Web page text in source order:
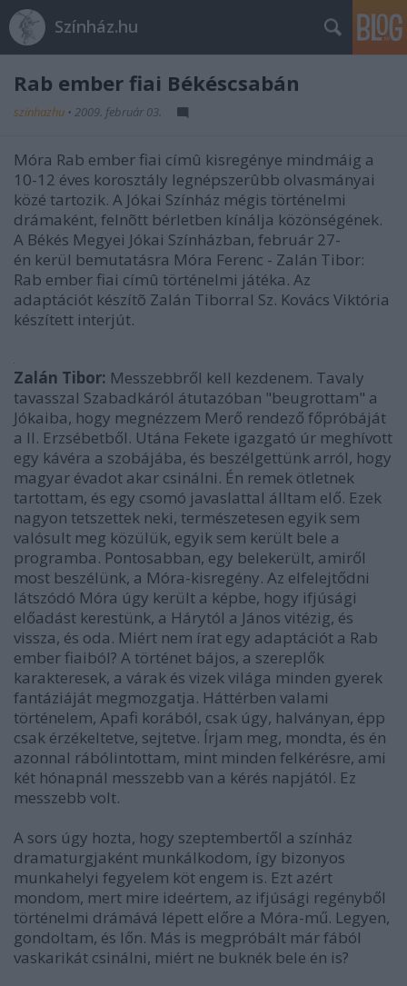
Színház.hu
Rab ember fiai Békéscsabán
szinhazhu • 2009. február 03.
Móra Rab ember fiai címû kisregénye mindmáig a
10-12 éves korosztály legnépszerûbb olvasmányai
közé tartozik. A Jókai Színház mégis történelmi
drámaként, felnõtt bérletben kínálja közönségének.
A Békés Megyei Jókai Színházban, február 27-
én kerül bemutatásra Móra Ferenc - Zalán Tibor:
Rab ember fiai címû történelmi játéka. Az
adaptációt készítõ Zalán Tiborral Sz. Kovács Viktória
készített interjút.
Zalán Tibor: Messzebbről kell kezdenem. Tavaly
tavasszal Szabadkáról átutazóban "beugrottam" a
Jókaiba, hogy megnézzem Merő rendező főpróbáját
a II. Erzsébetből. Utána Fekete igazgató úr meghívott
egy kávéra a szobájába, és beszélgettünk arról, hogy
magyar évadot akar csinálni. Én remek ötletnek
tartottam, és egy csomó javaslattal álltam elő. Ezek
nagyon tetszettek neki, természetesen egyik sem
valósult meg közülük, egyik sem került bele a
programba. Pontosabban, egy belekerült, amiről
most beszélünk, a Móra-kisregény. Az elfelejtődni
látszódó Móra úgy került a képbe, hogy ifjúsági
előadást kerestünk, a Hárytól a János vitézig, és
vissza, és oda. Miért nem írat egy adaptációt a Rab
ember fiaiból? A történet bájos, a szereplők
karakteresek, a várak és vizek világa minden gyerek
fantáziáját megmozgatja. Háttérben valami
történelem, Apafi korából, csak úgy, halványan, épp
csak érzékeltetve, sejtetve. Írjam meg, mondta, és én
azonnal rábólintottam, mint minden felkérésre, ami
két hónapnál messzebb van a kérés napjától. Ez
messzebb volt.
A sors úgy hozta, hogy szeptembertől a színház
dramaturgjaként munkálkodom, így bizonyos
munkahelyi fegyelem köt engem is. Ezt azért
mondom, mert mire ideértem, az ifjúsági regényből
történelmi drámává lépett előre a Móra-mű. Legyen,
gondoltam, és lőn. Más is megpróbált már fából
vaskarikát csinálni, miért ne buknék bele én is?